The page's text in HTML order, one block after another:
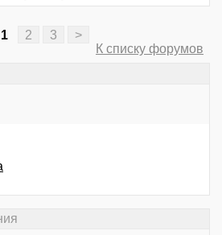
1
2 3
>
К списку форумов